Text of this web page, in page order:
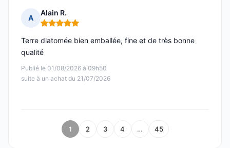
A
Alain R.
Note : 5 sur 5
Publié le 01/08/2026 à 09h50
suite à un achat du 21/07/2026
Terre diatomée bien emballée, fine et de très bonne
qualité
1 2 3 4 … 45